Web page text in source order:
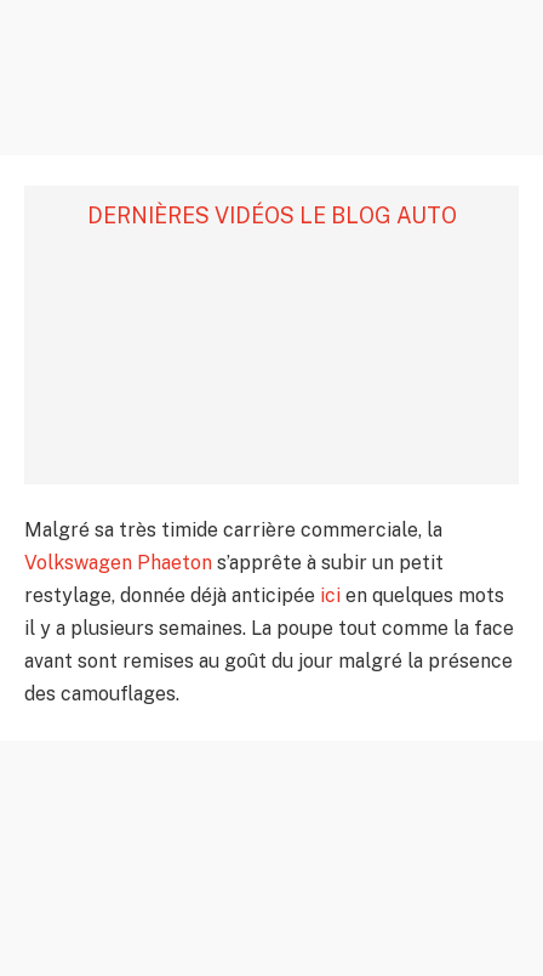
DERNIÈRES VIDÉOS LE BLOG AUTO
Malgré sa très timide carrière commerciale, la
Volkswagen Phaeton s’apprête à subir un petit
restylage, donnée déjà anticipée ici en quelques mots
il y a plusieurs semaines. La poupe tout comme la face
avant sont remises au goût du jour malgré la présence
des camouflages.